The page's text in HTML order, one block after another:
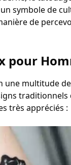
symbole de
de
pour
une multitude
très appréciés :